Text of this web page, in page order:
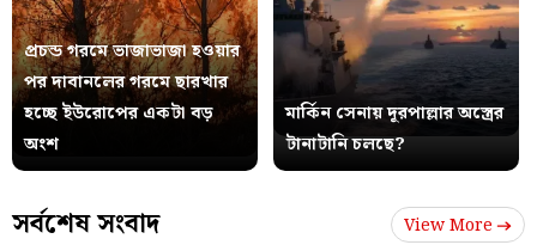
প্রচন্ড গরমে ভাজাভাজা হওয়ার
পর দাবানলের গরমে ছারখার
হচ্ছে ইউরোপের একটা বড়
অংশ
মার্কিন সেনায় দূরপাল্লার অস্ত্রের
টানাটানি চলছে?
সর্বশেষ সংবাদ View More